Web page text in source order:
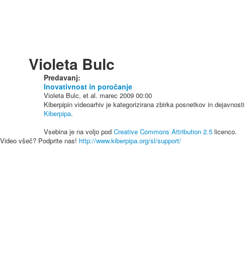
Violeta Bulc
Predavanj:
Inovativnost in poročanje
Violeta Bulc, et al. marec 2009 00:00
Kiberpipin videoarhiv je kategorizirana zbirka posnetkov in dejavnosti
Kiberpipa.
Vsebina je na voljo pod Creative Commons Attribution 2.5 licenco.
Video všeč? Podprite nas! http://www.kiberpipa.org/sl/support/